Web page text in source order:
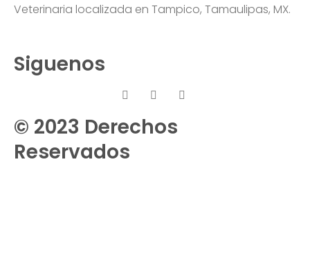
Veterinaria localizada en Tampico, Tamaulipas, MX.
Siguenos
© 2023 Derechos
Reservados